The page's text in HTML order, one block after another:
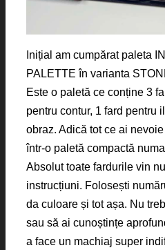
Inițial am cumpărat paleta
PALETTE în varianta
Este o paletă ce conține 3
pentru contur, 1 fard pentru
obraz. Adică tot ce ai
într-o paletă compactă
Absolut toate fardurile vin
instrucțiuni. Folosești
da culoare și tot așa. Nu
sau să ai cunoștințe
a face un machiaj super